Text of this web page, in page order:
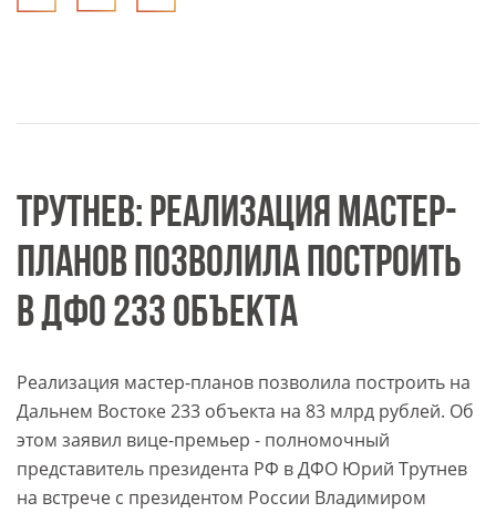
ТРУТНЕВ: РЕАЛИЗАЦИЯ МАСТЕР-
ПЛАНОВ ПОЗВОЛИЛА ПОСТРОИТЬ
В ДФО 233 ОБЪЕКТА
Реализация мастер-планов позволила построить на
Дальнем Востоке 233 объекта на 83 млрд рублей. Об
этом заявил вице-премьер - полномочный
представитель президента РФ в ДФО Юрий Трутнев
на встрече с президентом России Владимиром